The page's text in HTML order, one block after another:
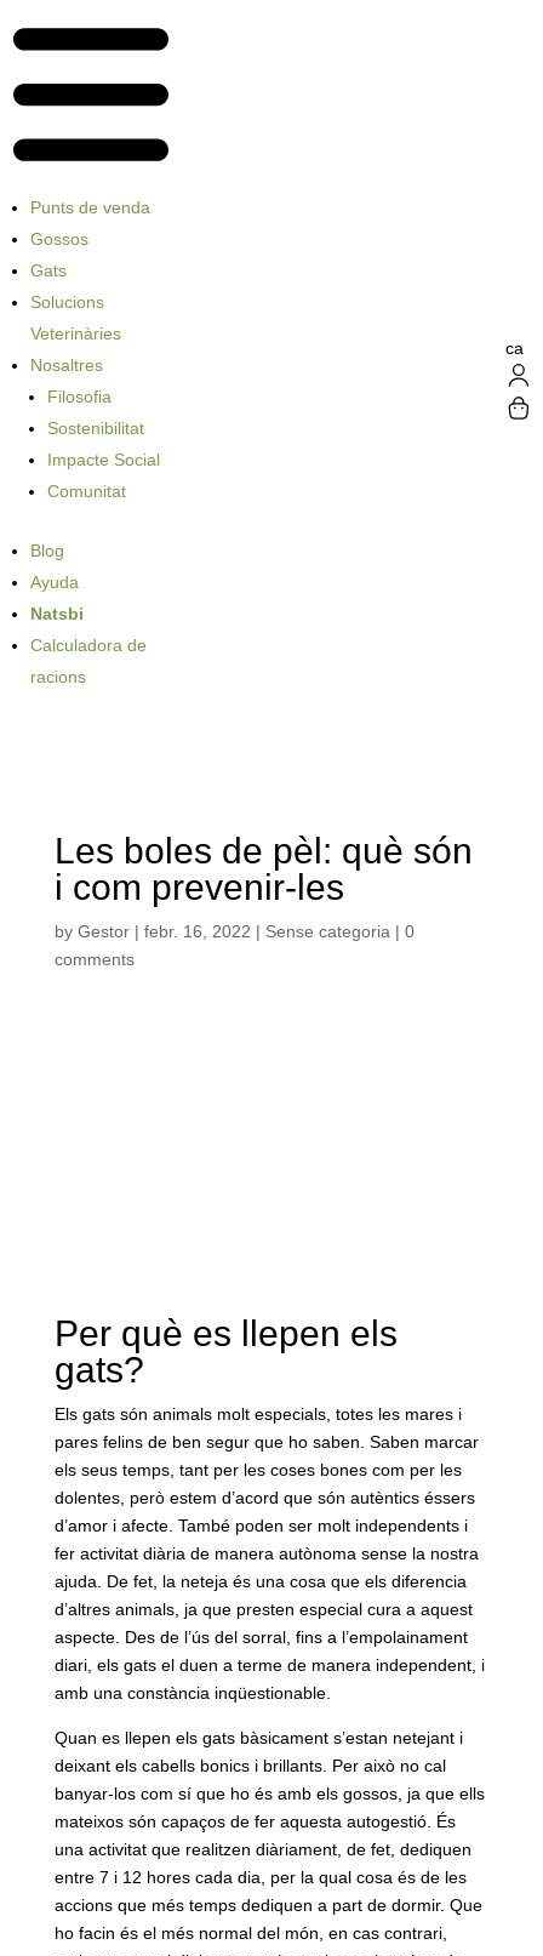
Punts de venda
Gossos
Gats
Solucions
Veterinàries
Nosaltres
Filosofia
Sostenibilitat
Impacte Social
Comunitat
Blog
Ayuda
Natsbi
Calculadora de
racions
ca
Les boles de pèl: què són
i com prevenir-les
by Gestor| febr. 16, 2022 | Sense categoria | 0
comments
Per què es llepen els
gats?
Els gats són animals molt especials, totes les mares i
pares felins de ben segur que ho saben. Saben marcar
els seus temps, tant per les coses bones com per les
dolentes, però estem d’acord que són autèntics éssers
d’amor i afecte. També poden ser molt independents i
fer activitat diària de manera autònoma sense la nostra
ajuda. De fet, la neteja és una cosa que els diferencia
d’altres animals, ja que presten especial cura a aquest
aspecte. Des de l’ús del sorral, fins a l’empolainament
diari, els gats el duen a terme de manera independent, i
amb una constància inqüestionable.
Quan es llepen els gats bàsicament s’estan netejant i
deixant els cabells bonics i brillants. Per això no cal
banyar-los com sí que ho és amb els gossos, ja que ells
mateixos són capaços de fer aquesta autogestió. És
una activitat que realitzen diàriament, de fet, dediquen
entre 7 i 12 hores cada dia, per la qual cosa és de les
accions que més temps dediquen a part de dormir. Que
ho facin és el més normal del món, en cas contrari,